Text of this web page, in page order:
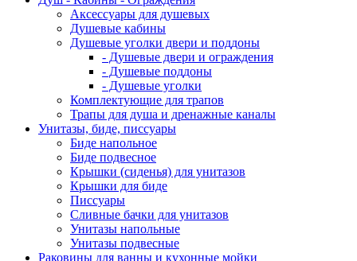
Аксессуары для душевых
Душевые кабины
Душевые уголки двери и поддоны
- Душевые двери и ограждения
- Душевые поддоны
- Душевые уголки
Комплектующие для трапов
Трапы для душа и дренажные каналы
Унитазы, биде, писсуары
Биде напольное
Биде подвесное
Крышки (сиденья) для унитазов
Крышки для биде
Писсуары
Сливные бачки для унитазов
Унитазы напольные
Унитазы подвесные
Раковины для ванны и кухонные мойки